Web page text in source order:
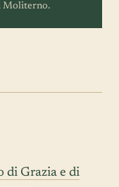
Moliterno.
di Grazia e di